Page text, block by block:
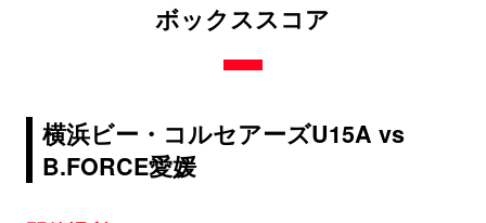
ボックススコア
横浜ビー・コルセアーズU15A vs
B.FORCE愛媛